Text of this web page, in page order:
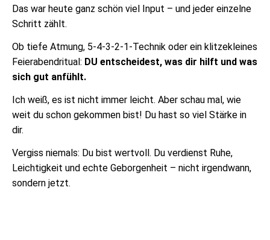
Das war heute ganz schön viel Input – und jeder einzelne
Schritt zählt.
Ob tiefe Atmung, 5-4-3-2-1-Technik oder ein klitzekleines
Feierabendritual: DU entscheidest, was dir hilft und was
sich gut anfühlt.
Ich weiß, es ist nicht immer leicht. Aber schau mal, wie
weit du schon gekommen bist! Du hast so viel Stärke in
dir.
Vergiss niemals: Du bist wertvoll. Du verdienst Ruhe,
Leichtigkeit und echte Geborgenheit – nicht irgendwann,
sondern jetzt.